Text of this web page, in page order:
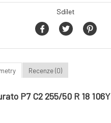
Sdílet
Recenze (0)
P7 C2 255/50 R 18 106Y